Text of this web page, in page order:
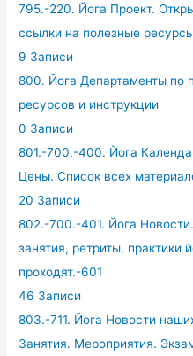
795.-220. Йога Проект.
ссылки на полезные
9 Записи
800. Йога Департаменты по
ресурсов и инструкции
0 Записи
801.-700.-400. Йога
Цены. Список всех
20 Записи
802.-700.-401. Йога
занятия, ретриты, практики
проходят.-601
46 Записи
803.-711. Йога Новости
Занятия. Мероприятия.